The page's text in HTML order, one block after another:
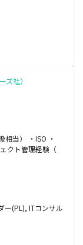
社）
相当） ・ISO ・
クト管理経験（
ー(PL), ITコンサル